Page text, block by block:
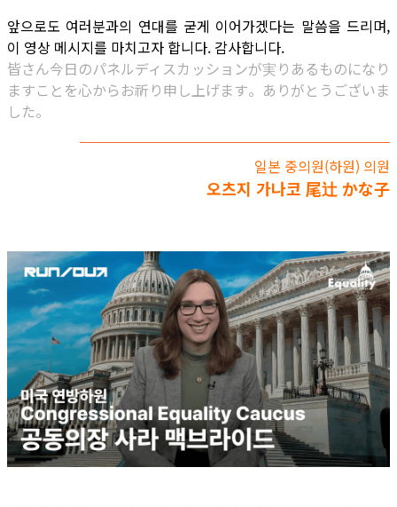
앞으로도 여러분과의 연대를 굳게 이어가겠다는 말씀을 드리며,
이 영상 메시지를 마치고자 합니다. 감사합니다.
皆さん今日のパネルディスカッションが実りあるものになり
ますことを心からお祈り申し上げます。ありがとうございま
した。
일본 중의원(하원) 의원
오츠지 가나코 尾辻 かな子